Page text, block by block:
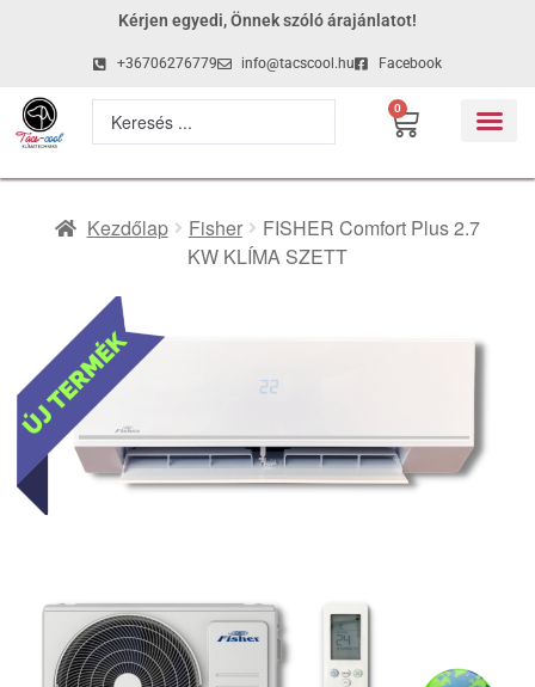
Kérjen egyedi, Önnek szóló árajánlatot!
+36706276779 info@tacscool.hu Facebook
0
Kezdőlap Fisher
FISHER Comfort Plus 2.7
KW KLÍMA SZETT